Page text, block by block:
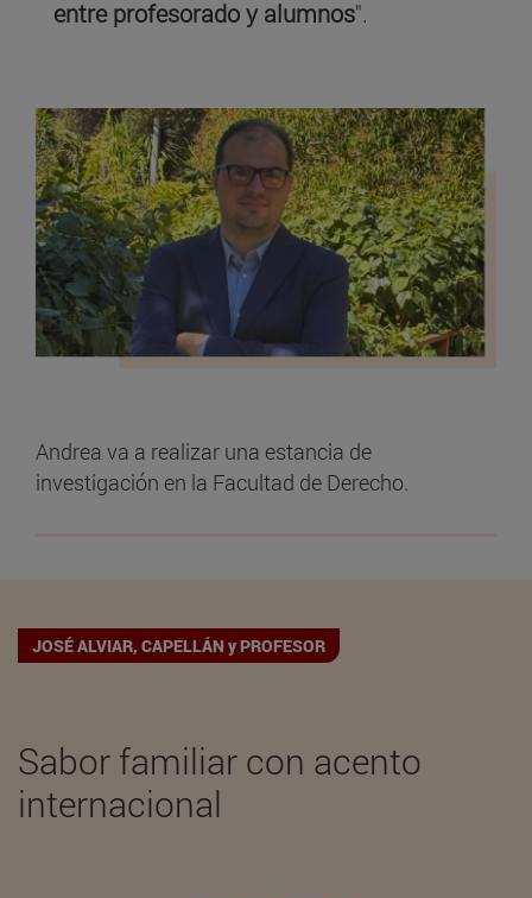
entre profesorado y alumnos".
Andrea va a realizar una estancia de
investigación en la Facultad de Derecho.
JOSÉ ALVIAR, CAPELLÁN y PROFESOR
Sabor familiar con acento
internacional